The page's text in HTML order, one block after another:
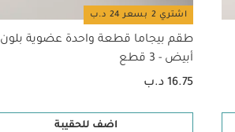
اشتري 2 بسعر 24 د.ب
طقم بيجاما قطعة واحدة عضوية بلون
أبيض - 3 قطع
16.75 د.ب
اضف للحقيبة